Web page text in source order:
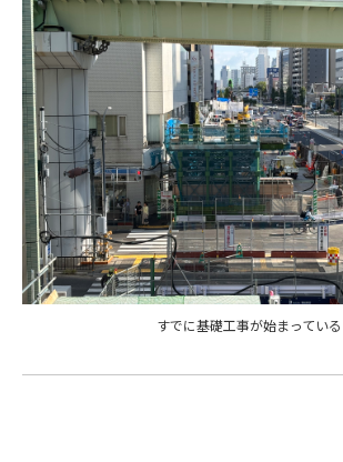
すでに基礎工事が始まっている